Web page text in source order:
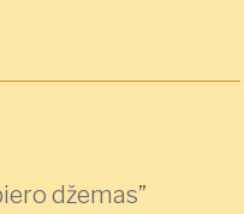
džemas”